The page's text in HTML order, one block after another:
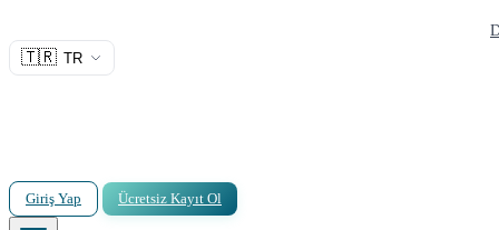
🇹🇷 TR
Giriş Yap Ücretsiz Kayıt Ol